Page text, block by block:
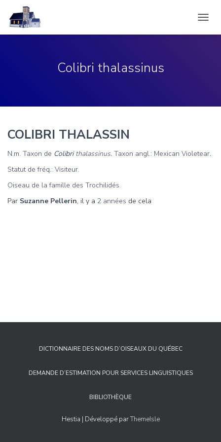
LA
Colibri thalassinus
COLIBRI THALASSIN
N.m. Taxon de Colibrithalassinus. Taxon angl.: Mexican Violetear.
Statut de fréq.: Visiteur.
Oiseau de la famille des Trochilidés.
Par Suzanne Pellerin, il y a 2 années de cela
DICTIONNAIRE DES NOMS D’OISEAUX DU QUÉBEC
DEMANDE D’ESTIMATION POUR SERVICES LINGUISTIQUES
BIBLIOTHÈQUE
Hestia | Développé parThemeIsle